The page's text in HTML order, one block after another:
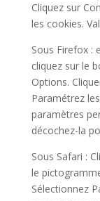
Cliquez sur
les cookies.
Sous Firefox :
cliquez sur le
Options.
Paramétrez
paramètres
décochez-la
Sous Safari :
le
Sélectionnez